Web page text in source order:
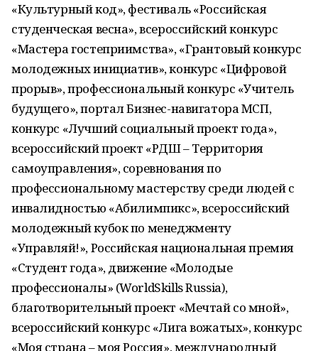
«Культурный код», фестиваль «Российская
студенческая весна», всероссийский конкурс
«Мастера гостеприимства», «Грантовый конкурс
молодежных инициатив», конкурс «Цифровой
прорыв», профессиональный конкурс «Учитель
будущего», портал Бизнес-навигатора МСП,
конкурс «Лучший социальный проект года»,
всероссийский проект «РДШ – Территория
самоуправления», соревнования по
профессиональному мастерству среди людей с
инвалидностью «Абилимпикс», всероссийский
молодежный кубок по менеджменту
«Управляй!», Российская национальная премия
«Студент года», движение «Молодые
профессионалы» (WorldSkills Russia),
благотворительный проект «Мечтай со мной»,
всероссийский конкурс «Лига вожатых», конкурс
«Моя страна – моя Россия», международный